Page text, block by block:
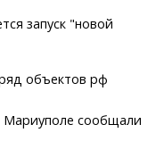
запуск "новой
объектов рф
Мариуполе сообщали